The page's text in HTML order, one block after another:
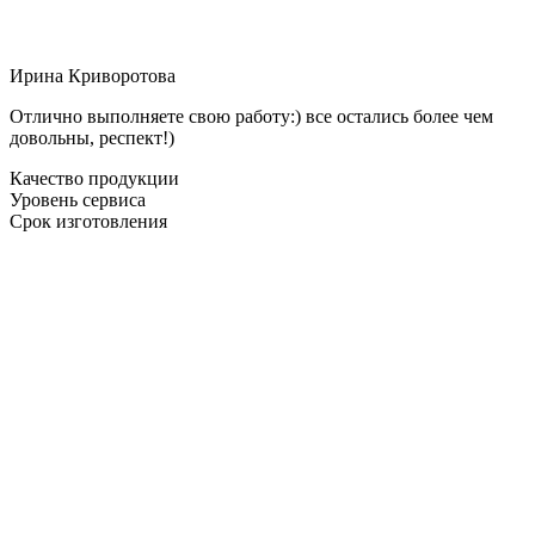
Ирина Криворотова
Отлично выполняете свою работу:) все остались более чем
довольны, респект!)
Качество продукции
Уровень сервиса
Срок изготовления